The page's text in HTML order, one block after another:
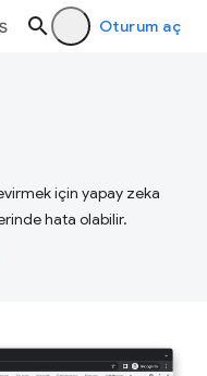
Oturum aç
için yapay zeka
hata olabilir.